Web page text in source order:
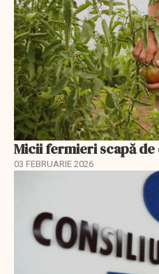
Micii fermieri scapă
03 FEBRUARIE 2026